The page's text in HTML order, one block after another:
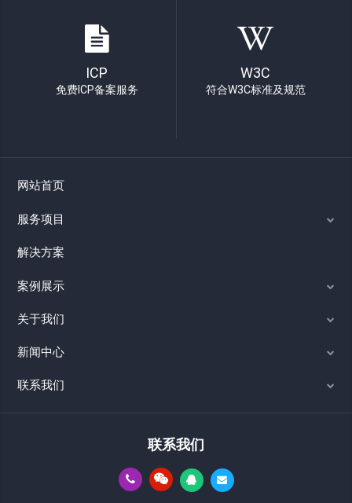
ICP
免费ICP备案服务
W3C
符合W3C标准及规范
网站首页
服务项目
解决方案
案例展示
关于我们
新闻中心
联系我们
联系我们